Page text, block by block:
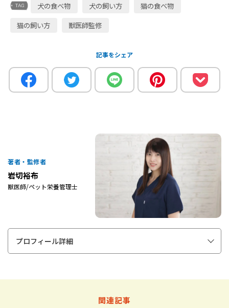
犬の食べ物 犬の飼い方
猫の食べ物
猫の飼い方
獣医師監修
記事をシェア
著者・監修者
岩切裕布
獣医師/ペット栄養管理士
プロフィール詳細
関連記事